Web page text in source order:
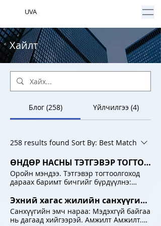
UVA
Хайлт
Блог (258) Үйлчилгээ (4)
258 results found Sort By: Best Match
ӨНДӨР НАСНЫ ТЭТГЭВЭР ТОГТООЛГОХОД БҮРДҮҮЛЭХ БАРИМТ БИЧИГ
Оройн мэндээ. Тэтгэвэр тогтоолгоход
дараах баримт бичгийг бүрдүүлнэ:
гараар дэлгэрэнгүй бичих/
Хөдөлмөрийн дэвтэр /Шаардлагатай
бол тушаалын хуулбар, шүүхийн
Эхний хагас жилийн санхүүгийн тайлангаа дагаад шивээд илгээгээрэй.
Санхүүгийн эмч нараа: Мэдэхгүй байгаа
нь дагаад хийгээрэй. Амжилт Амжилт.